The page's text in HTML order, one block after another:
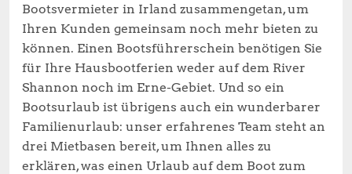
Bootsvermieter in Irland zusammengetan, um
Ihren Kunden gemeinsam noch mehr bieten zu
können. Einen Bootsführerschein benötigen Sie
für Ihre Hausbootferien weder auf dem River
Shannon noch im Erne-Gebiet. Und so ein
Bootsurlaub ist übrigens auch ein wunderbarer
Familienurlaub: unser erfahrenes Team steht an
drei Mietbasen bereit, um Ihnen alles zu
erklären, was einen Urlaub auf dem Boot zum